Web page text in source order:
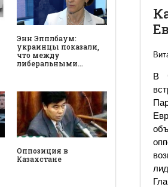
Энн Эпплбаум:
украинцы показали,
что между
либеральными…
Оппозиция в
Казахстане
В